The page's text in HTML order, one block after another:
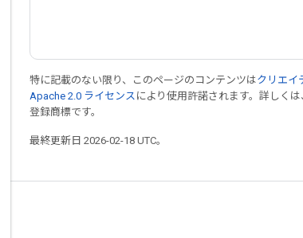
特に記載のない限り、このページのコンテンツはクリエイ
Apache 2.0 ライセンス により使用許諾されます。詳しくは
登録商標です。
最終更新日 2026-02-18 UTC。